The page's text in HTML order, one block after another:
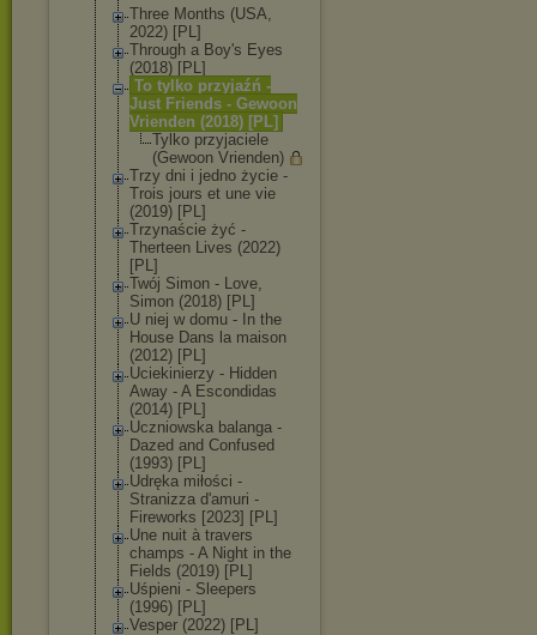
Three Months (USA,
2022) [PL]
Through a Boy's Eyes
(2018) [PL]
To tylko przyjaźń -
Just Friends - Gewoon
Vrienden (2018) [PL]
Tylko przyjaciele
(Gewoon Vrienden)
Trzy dni i jedno życie -
Trois jours et une vie
(2019) [PL]
Trzynaście żyć -
Therteen Lives (2022)
[PL]
Twój Simon - Love,
Simon (2018) [PL]
U niej w domu - In the
House Dans la maison
(2012) [PL]
Uciekinierzy - Hidden
Away - A Escondidas
(2014) [PL]
Uczniowska balanga -
Dazed and Confused
(1993) [PL]
Udręka miłości -
Stranizza d'amuri -
Fireworks [2023] [PL]
Une nuit à travers
champs - ‎A Night in the
Fields (2019) [PL]
Uśpieni - Sleepers
(1996) [PL]
Vesper (2022) [PL]